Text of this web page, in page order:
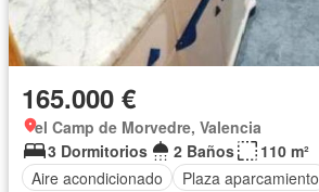
165.000 €
el Camp de Morvedre, Valencia
3 Dormitorios
2 Baños
110 m²
Aire acondicionado
Plaza aparcamiento